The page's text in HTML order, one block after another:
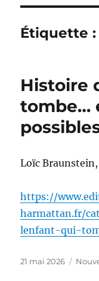
Étiquette :
Histoire
tombe…
Loïc
https://
harmattan.fr/
lenfant-qui-
Publié
21 mai 2026